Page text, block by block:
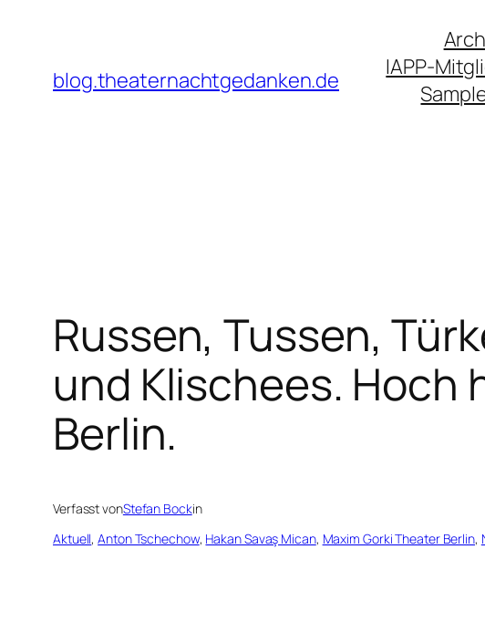
springenblog.theaternachtgedanken.de
IAPP-
Russen, Tussen,
und Klischees. Hoch
Berlin.
Verfasst vonStefan Bockin
Aktuell, Anton Tschechow, Hakan Savaş Mican, Maxim Gorki Theater Berlin,